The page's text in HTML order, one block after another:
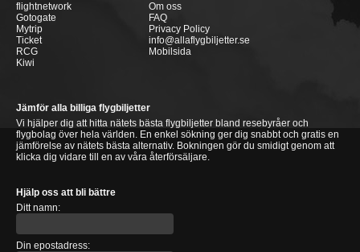
flightnetwork
Gotogate
Mytrip
Ticket
RCG
Kiwi
Om oss
FAQ
Privacy Policy
info@allaflygbiljetter.se
Mobilsida
Jämför alla billiga flygbiljetter
Vi hjälper dig att hitta nätets bästa flygbiljetter bland resebyråer och
flygbolag över hela världen. En enkel sökning ger dig snabbt och gratis en
jämförelse av nätets bästa alternativ. Bokningen gör du smidigt genom att
klicka dig vidare till en av våra återförsäljare.
Hjälp oss att bli bättre
Ditt namn:
Din epostadress: